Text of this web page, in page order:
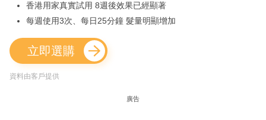
香港用家真實試用 8週後效果已經顯著
每週使用3次、每日25分鐘 髮量明顯增加
立即選購
資料由客戶提供
廣告